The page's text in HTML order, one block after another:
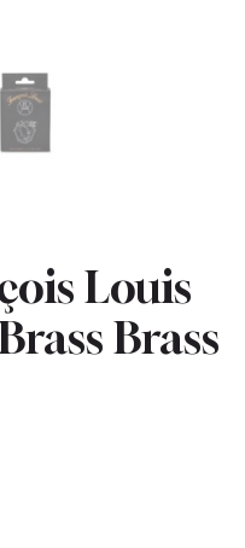
Louis
Brass